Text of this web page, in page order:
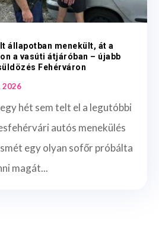
állapotban menekült, át a
a vasúti átjáróban – újabb
Fehérváron
2026
hét sem telt el a legutóbbi
autós menekülés
egy olyan sofőr próbálta
magát...